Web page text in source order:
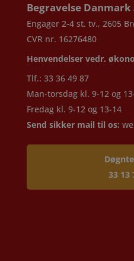
Begravelse Danmark
Engager 2-4 st. tv., 2605
CVR nr. 16276480
Henvendelser vedr.
Tlf.: 33 36 49 87
Man-torsdag kl. 9-12 og
Fredag kl. 9-12 og 13-14
Send sikker mail til os:
33 13